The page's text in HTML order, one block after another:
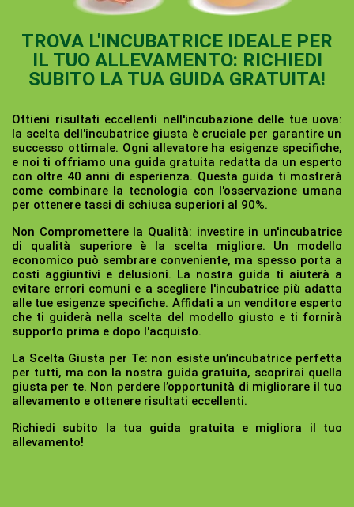
TROVA L'INCUBATRICE IDEALE PER
IL TUO ALLEVAMENTO: RICHIEDI
SUBITO LA TUA GUIDA GRATUITA!
Ottieni risultati eccellenti nell'incubazione delle tue uova:
la scelta dell'incubatrice giusta è cruciale per garantire un
successo ottimale. Ogni allevatore ha esigenze specifiche,
e noi ti offriamo una guida gratuita redatta da un esperto
con oltre 40 anni di esperienza. Questa guida ti mostrerà
come combinare la tecnologia con l'osservazione umana
per ottenere tassi di schiusa superiori al 90%.
Non Compromettere la Qualità: investire in un'incubatrice
di qualità superiore è la scelta migliore. Un modello
economico può sembrare conveniente, ma spesso porta a
costi aggiuntivi e delusioni. La nostra guida ti aiuterà a
evitare errori comuni e a scegliere l'incubatrice più adatta
alle tue esigenze specifiche. Affidati a un venditore esperto
che ti guiderà nella scelta del modello giusto e ti fornirà
supporto prima e dopo l'acquisto.
La Scelta Giusta per Te: non esiste un’incubatrice perfetta
per tutti, ma con la nostra guida gratuita, scoprirai quella
giusta per te. Non perdere l’opportunità di migliorare il tuo
allevamento e ottenere risultati eccellenti.
Richiedi subito la tua guida gratuita e migliora il tuo
allevamento!